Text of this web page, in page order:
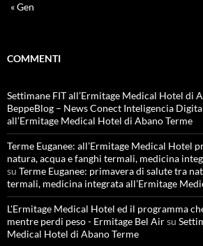
« Gen
COMMENTI
Settimane FIT all’Ermitage Medical Hotel di
BeppeBlog – News Conect Inteligencia
all’Ermitage Medical Hotel di Abano Terme
Terme Euganee: all’Ermitage Medical Hotel
natura, acqua e fanghi termali, medicina
su Terme Euganee: primavera di salute tra
termali, medicina integrata all’Ermitage
L'Ermitage Medical Hotel ed il programma
mentre perdi peso - Ermitage Bel Airsu
Medical Hotel di Abano Terme